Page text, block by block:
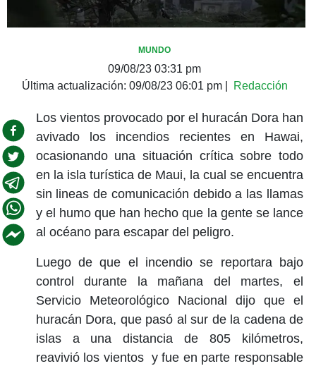
MUNDO
09/08/23 03:31 pm
Última actualización: 09/08/23 06:01 pm| Redacción
Los vientos provocado por el huracán Dora han
avivado los incendios recientes en Hawai,
ocasionando una situación crítica sobre todo
en la isla turística de Maui, la cual se encuentra
sin lineas de comunicación debido a las llamas
y el humo que han hecho que la gente se lance
al océano para escapar del peligro.
Luego de que el incendio se reportara bajo
control durante la mañana del martes, el
Servicio Meteorológico Nacional dijo que el
huracán Dora, que pasó al sur de la cadena de
islas a una distancia de 805 kilómetros,
reavivió los vientos yfue en parte responsable